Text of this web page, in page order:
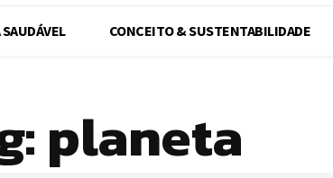
CONCEITO & SUSTENTABILIDADE
planeta